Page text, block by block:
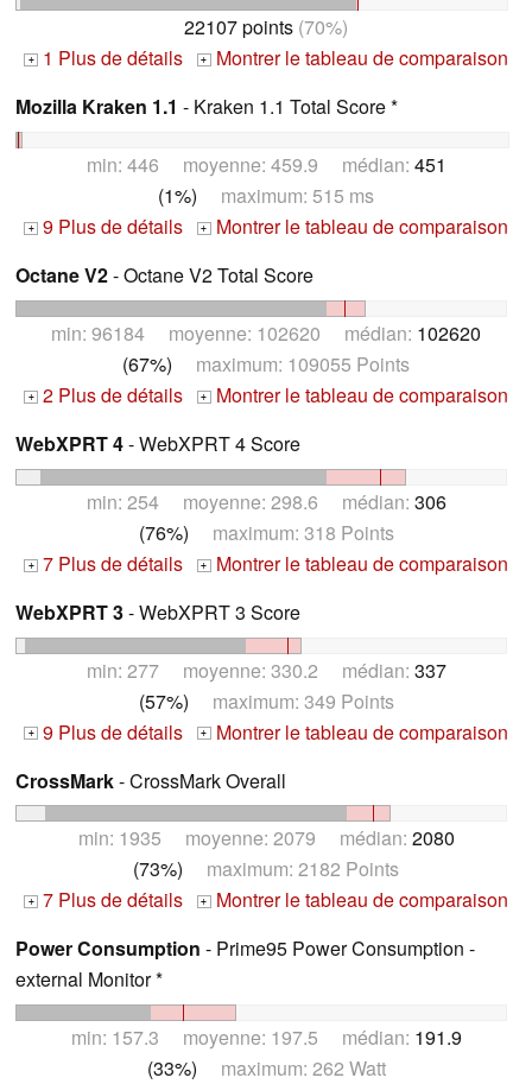
22107 points (70%)
+ 1 Plus de détails + Montrer le tableau de comparaison
Mozilla Kraken 1.1 - Kraken 1.1 Total Score *
min: 446 moyenne: 459.9 médian: 451
(1%) maximum: 515 ms
+ 9 Plus de détails + Montrer le tableau de comparaison
Octane V2- Octane V2 Total Score
min: 96184 moyenne: 102620 médian: 102620
(67%) maximum: 109055 Points
+ 2 Plus de détails + Montrer le tableau de comparaison
WebXPRT 4- WebXPRT 4 Score
min: 254 moyenne: 298.6 médian: 306
(76%) maximum: 318 Points
+ 7 Plus de détails + Montrer le tableau de comparaison
WebXPRT 3- WebXPRT 3 Score
min: 277 moyenne: 330.2 médian: 337
(57%) maximum: 349 Points
+ 9 Plus de détails + Montrer le tableau de comparaison
CrossMark- CrossMark Overall
min: 1935 moyenne: 2079 médian: 2080
(73%) maximum: 2182 Points
+ 7 Plus de détails + Montrer le tableau de comparaison
Power Consumption - Prime95 Power Consumption -
external Monitor *
min: 157.3 moyenne: 197.5 médian: 191.9
(33%) maximum: 262 Watt